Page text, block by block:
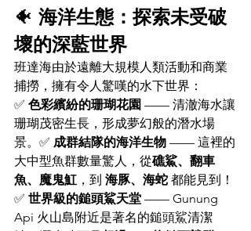
🐠 海洋生態：探索未受破
壞的深藍世界
班達海由於遠離大規模人類活動和商業
捕撈，擁有令人驚嘆的水下世界：
✅ 色彩繽紛的珊瑚花園 —— 清澈海水讓
珊瑚茂密生長，形成夢幻般的潛水場
景。✅ 成群結隊的海洋生物 —— 這裡的
大中型魚群數量驚人，從礁鯊、翻車
魚、魔鬼魟 ，到 海豚、海蛇 都能見到！
✅ 世界級的鎚頭鯊天堂 —— Gunung
Api 火山島附近是著名的鎚頭鯊清潔